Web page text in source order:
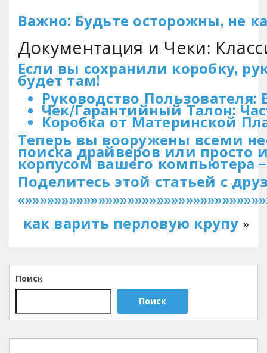
Важно: Будьте осторожны, не
Документация и Чеки:
Если вы сохранили коробку,
будет там!
Руководство
Чек/Гарантийный Талон:
Коробка от Материнской
Теперь вы вооружены всеми
поиска драйверов или просто
корпусом вашего компьютера
Поделитесь этой статьей с
как варить перловую крупу »
Поиск
Поиск